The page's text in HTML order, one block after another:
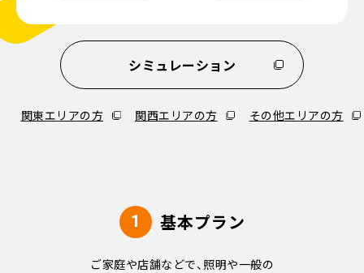
シミュレーション
関東エリアの方 関西エリアの方 その他エリアの方
1 基本プラン
ご家庭や店舗などで、照明や一般の